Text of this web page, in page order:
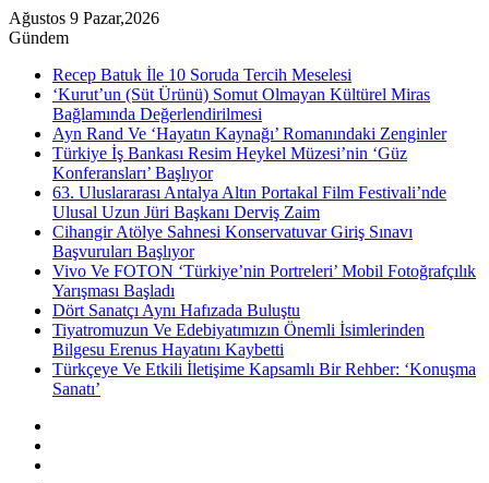
Ağustos 9 Pazar,2026
Gündem
Recep Batuk İle 10 Soruda Tercih Meselesi
‘Kurut’un (Süt Ürünü) Somut Olmayan Kültürel Miras
Bağlamında Değerlendirilmesi
Ayn Rand Ve ‘Hayatın Kaynağı’ Romanındaki Zenginler
Türkiye İş Bankası Resim Heykel Müzesi’nin ‘Güz
Konferansları’ Başlıyor
63. Uluslararası Antalya Altın Portakal Film Festivali’nde
Ulusal Uzun Jüri Başkanı Derviş Zaim
Cihangir Atölye Sahnesi Konservatuvar Giriş Sınavı
Başvuruları Başlıyor
Vivo Ve FOTON ‘Türkiye’nin Portreleri’ Mobil Fotoğrafçılık
Yarışması Başladı
Dört Sanatçı Aynı Hafızada Buluştu
Tiyatromuzun Ve Edebiyatımızın Önemli İsimlerinden
Bilgesu Erenus Hayatını Kaybetti
Türkçeye Ve Etkili İletişime Kapsamlı Bir Rehber: ‘Konuşma
Sanatı’